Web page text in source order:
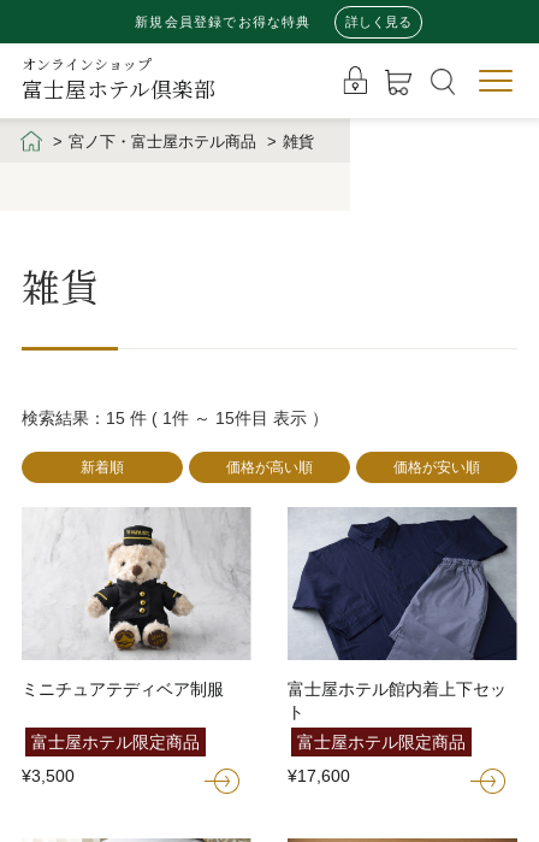
新規会員登録でお得な特典 詳しく見る
オンラインショップ
富士屋ホテル倶楽部
宮ノ下・富士屋ホテル商品 雑貨
雑貨
検索結果：15 件 ( 1件 ～ 15件目 表示 ）
新着順 価格が高い順 価格が安い順
ミニチュアテディベア制服
富士屋ホテル限定商品
¥3,500
富士屋ホテル館内着上下セッ
ト
富士屋ホテル限定商品
¥17,600